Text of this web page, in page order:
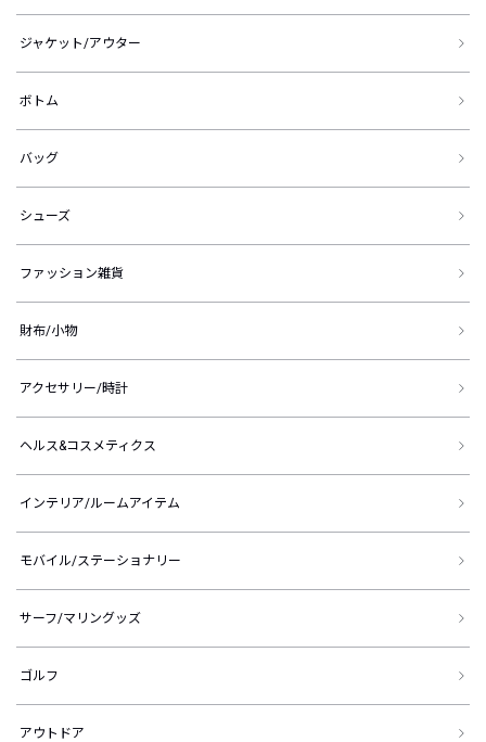
ジャケット/アウター
ボトム
バッグ
シューズ
ファッション雑貨
財布/小物
アクセサリー/時計
ヘルス&コスメティクス
インテリア/ルームアイテム
モバイル/ステーショナリー
サーフ/マリングッズ
ゴルフ
アウトドア